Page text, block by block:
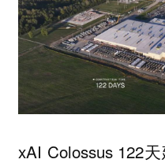
xAI Colossus 122